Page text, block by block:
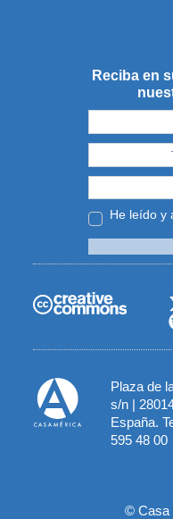
Reciba en
He leído y
Plaza de
s/n |
España.
595 48 00
© Casa